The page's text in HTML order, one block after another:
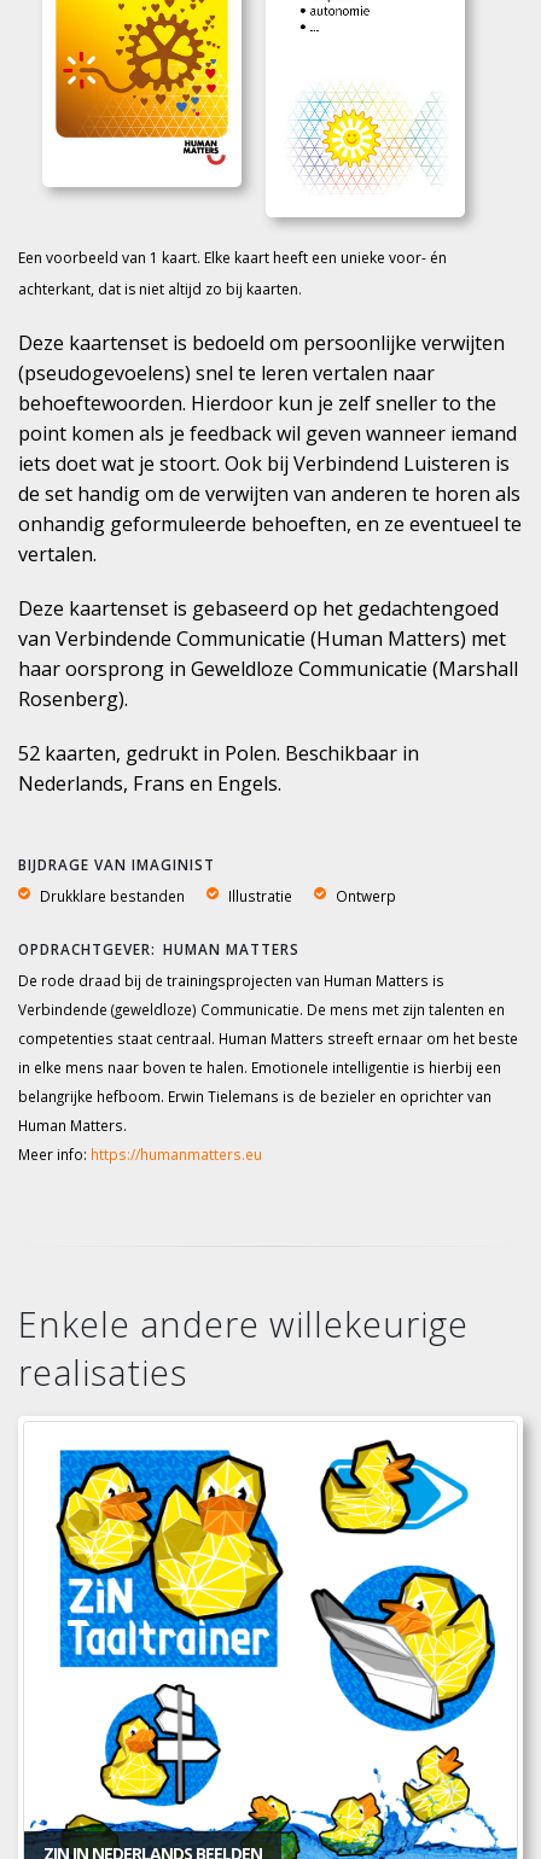
Een voorbeeld van 1 kaart. Elke kaart heeft een unieke voor- én
achterkant, dat is niet altijd zo bij kaarten.
Deze kaartenset is bedoeld om persoonlijke verwijten
(pseudogevoelens) snel te leren vertalen naar
behoeftewoorden. Hierdoor kun je zelf sneller to the
point komen als je feedback wil geven wanneer iemand
iets doet wat je stoort. Ook bij Verbindend Luisteren is
de set handig om de verwijten van anderen te horen als
onhandig geformuleerde behoeften, en ze eventueel te
vertalen.
Deze kaartenset is gebaseerd op het gedachtengoed
van Verbindende Communicatie (Human Matters) met
haar oorsprong in Geweldloze Communicatie (Marshall
Rosenberg).
52 kaarten, gedrukt in Polen. Beschikbaar in
Nederlands, Frans en Engels.
BIJDRAGE VAN IMAGINIST
Drukklare bestanden
Illustratie Ontwerp
HUMAN MATTERS
De rode draad bij de trainingsprojecten van Human Matters is
Verbindende (geweldloze) Communicatie. De mens met zijn talenten en
competenties staat centraal. Human Matters streeft ernaar om het beste
in elke mens naar boven te halen. Emotionele intelligentie is hierbij een
belangrijke hefboom. Erwin Tielemans is de bezieler en oprichter van
Human Matters.
Meer info: https://humanmatters.eu
Enkele andere willekeurige
realisaties
ZIN IN NEDERLANDS BEELDEN